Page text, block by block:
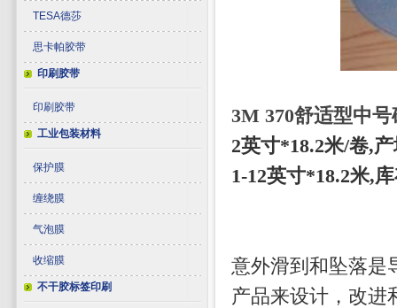
TESA德莎
思卡帕胶带
印刷胶带
印刷胶带
工业包装材料
保护膜
缠绕膜
气泡膜
收缩膜
不干胶标签印刷
3M 370舒适型中
2英寸*18.2米/卷,
1-12英寸*18.2米,
意外滑到和坠落是
产品来设计，改进